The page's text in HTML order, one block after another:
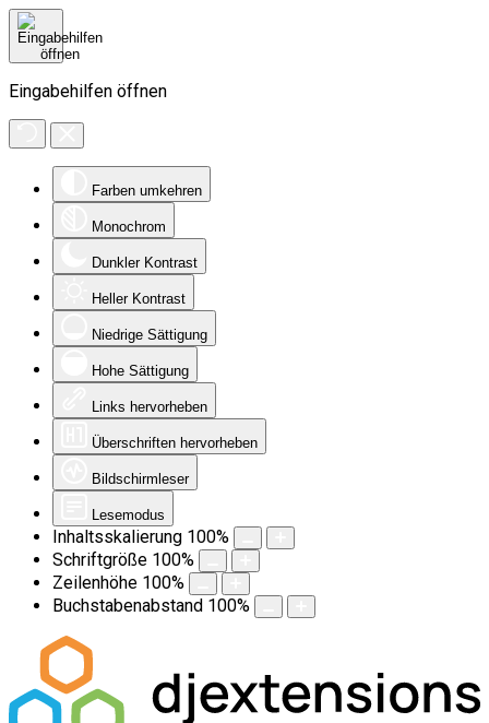
Eingabehilfen öffnen
Farben umkehren
Monochrom
Dunkler Kontrast
Heller Kontrast
Niedrige Sättigung
Hohe Sättigung
Links hervorheben
Überschriften hervorheben
Bildschirmleser
Lesemodus
Inhaltsskalierung 100%
Schriftgröße 100%
Zeilenhöhe 100%
Buchstabenabstand 100%